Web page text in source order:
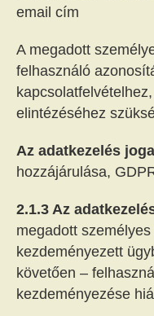
email cím
A megadott
felhasználó
elintézéséhez
Az adatkezelés
hozzájárulása,
2.1.3 Az
megadott
kezdeményezett
követően –
kezdeményezése